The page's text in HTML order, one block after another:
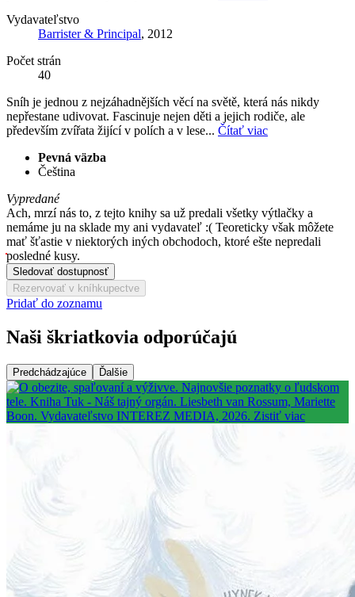
Vydavateľstvo
Barrister & Principal, 2012
Počet strán
40
Sníh je jednou z nejzáhadnějších věcí na světě, která nás nikdy
nepřestane udivovat. Fascinuje nejen děti a jejich rodiče, ale
především zvířata žijící v polích a v lese... Čítať viac
Pevná väzba
Čeština
Vypredané
Ach, mrzí nás to, z tejto knihy sa už predali všetky výtlačky a
nemáme ju na sklade my ani vydavateľ :( Teoreticky však môžete
mať šťastie v niektorých iných obchodoch, ktoré ešte nepredali
posledné kusy.
Sledovať dostupnosť
Rezervovať v kníhkupectve
Pridať do zoznamu
Naši škriatkovia odporúčajú
Predchádzajúce Ďalšie